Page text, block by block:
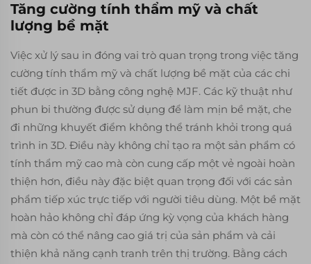
Tăng cường tính thẩm mỹ và chất
lượng bề mặt
Việc xử lý sau in đóng vai trò quan trọng trong việc tăng
cường tính thẩm mỹ và chất lượng bề mặt của các chi
tiết được in 3D bằng công nghệ MJF. Các kỹ thuật như
phun bi thường được sử dụng để làm mịn bề mặt, che
đi những khuyết điểm không thể tránh khỏi trong quá
trình in 3D. Điều này không chỉ tạo ra một sản phẩm có
tính thẩm mỹ cao mà còn cung cấp một vẻ ngoài hoàn
thiện hơn, điều này đặc biệt quan trọng đối với các sản
phẩm tiếp xúc trực tiếp với người tiêu dùng. Một bề mặt
hoàn hảo không chỉ đáp ứng kỳ vọng của khách hàng
mà còn có thể nâng cao giá trị của sản phẩm và cải
thiện khả năng cạnh tranh trên thị trường. Bằng cách